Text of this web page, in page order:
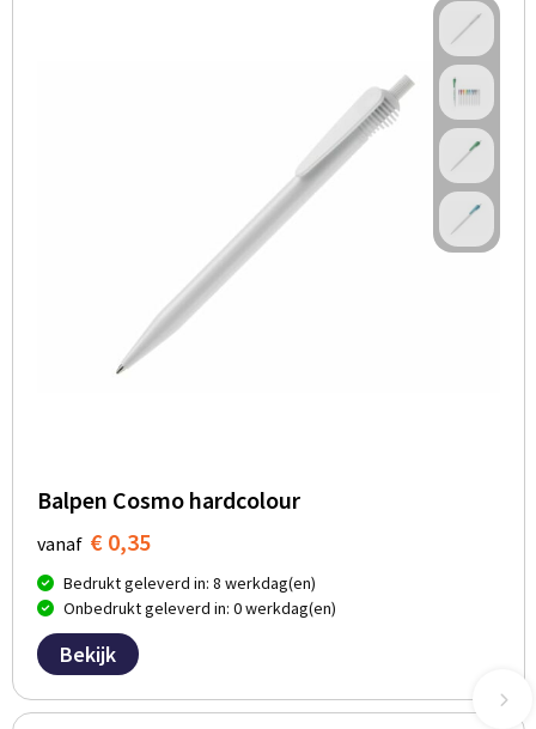
Balpen Cosmo hardcolour
vanaf € 0,35
Bedrukt geleverd in: 8 werkdag(en)
Onbedrukt geleverd in: 0 werkdag(en)
Bekijk